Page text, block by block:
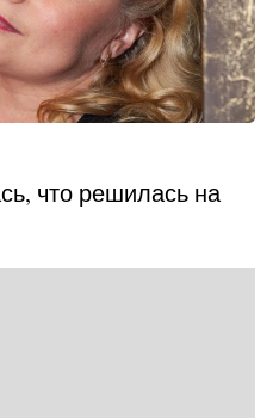
что решилась на